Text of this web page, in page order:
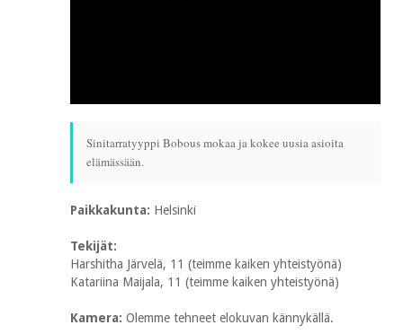
Sinitarratyyppi Bobous mokaa ja kokee uusia asioita
elämässään.
Paikkakunta: Helsinki
Tekijät:
Harshitha Järvelä, 11 (teimme kaiken yhteistyönä)
Katariina Maijala, 11 (teimme kaiken yhteistyönä)
Kamera: Olemme tehneet elokuvan kännykällä.